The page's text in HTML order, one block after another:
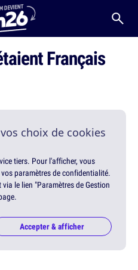
Français
choix de cookies
tiers. Pour l'afficher, vous
paramètres de confidentialité.
le lien "Paramètres de Gestion
Accepter & afficher